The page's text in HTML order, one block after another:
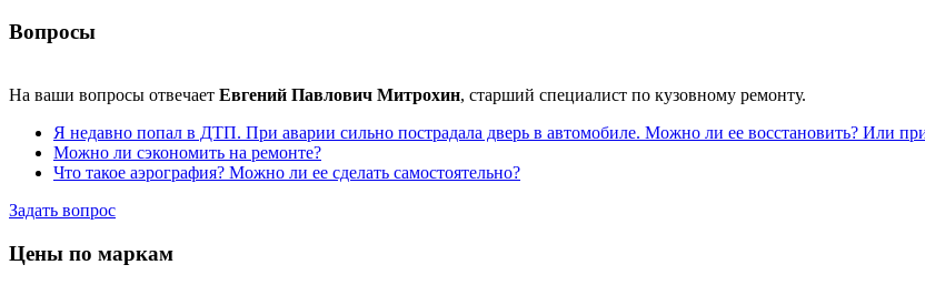
Вопросы
На ваши вопросы отвечает Евгений Павлович Митрохин, старший специалист по кузовному ремонту.
Я недавно попал в ДТП. При аварии сильно пострадала дверь в автомобиле. Можно ли ее восстановить? Или
Можно ли сэкономить на ремонте?
Что такое аэрография? Можно ли ее сделать самостоятельно?
Задать вопрос
Цены по маркам